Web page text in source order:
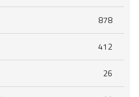
878
412
26